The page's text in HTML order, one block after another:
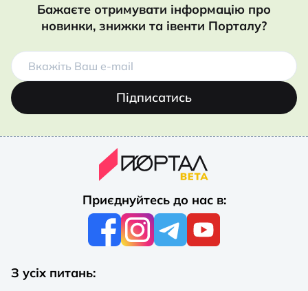
Бажаєте отримувати інформацію про
новинки, знижки та івенти Порталу?
Підписатись
Приєднуйтесь до нас в:
З усіх питань: